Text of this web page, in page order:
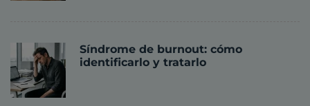
Síndrome de burnout: cómo
identificarlo y tratarlo